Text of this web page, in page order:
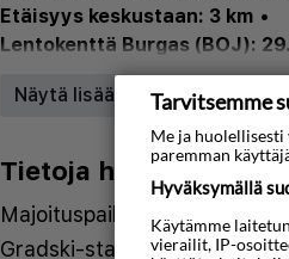
Etäisyys keskustaan: 3 km •
Lentokenttä Burgas (BOJ):
Safe•Pool
Näytä lisää
Tietoja hotellista
Majoituspaikka sijaitsee 6
Gradski-stadionilta, 8 km:n
Tarvitsemme
Me ja huolellisesti
paremman
Hyväksymällä
Käytämme
vierailit, IP-